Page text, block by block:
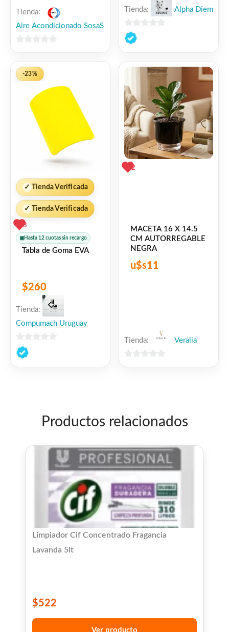
Tienda:
Aire Acondicionado SosaS
5
Tienda: Alpha Diem
0
de
-23%
✓ Tienda Verificada
✓ Tienda Verificada
3
▣ Hasta 12 cuotas sin recargo
Tabla de Goma EVA
$260
Tienda:
Compumach Uruguay
0
de
2
MACETA 16 X 14.5
CM AUTORREGABLE
NEGRA
u$s11
Tienda: Veralia
Productos relacionados
Limpiador Cif Concentrado Fragancia
Lavanda 5lt
$522
Ver producto